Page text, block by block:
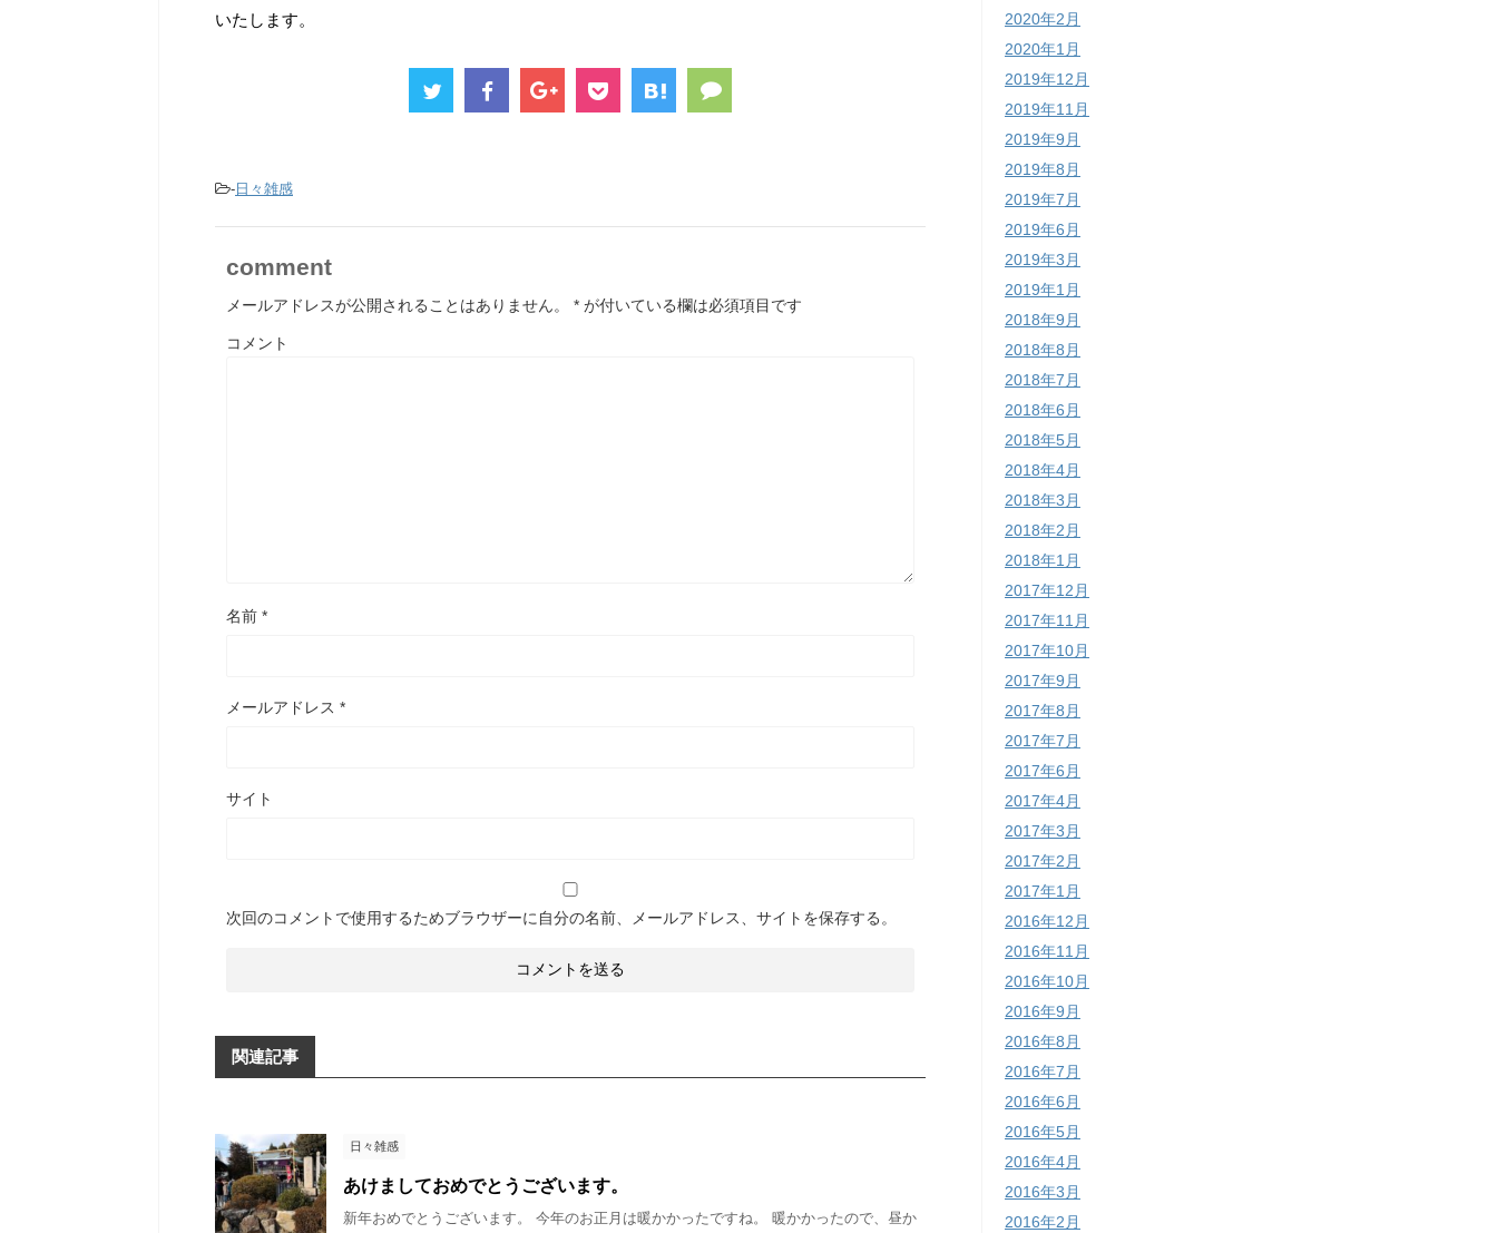
いたします。
- 日々雑感
comment
メールアドレスが公開されることはありません。 * が付いている欄は必須項目です
コメント
名前 *
メールアドレス *
サイト
次回のコメントで使用するためブラウザーに自分の名前、メールアドレス、サイトを保存する。
関連記事
日々雑感
あけましておめでとうございます。
新年おめでとうございます。 今年のお正月は暖かかったですね。 暖かかったので、昼か
2020年2月
2020年1月
2019年12月
2019年11月
2019年9月
2019年8月
2019年7月
2019年6月
2019年3月
2019年1月
2018年9月
2018年8月
2018年7月
2018年6月
2018年5月
2018年4月
2018年3月
2018年2月
2018年1月
2017年12月
2017年11月
2017年10月
2017年9月
2017年8月
2017年7月
2017年6月
2017年4月
2017年3月
2017年2月
2017年1月
2016年12月
2016年11月
2016年10月
2016年9月
2016年8月
2016年7月
2016年6月
2016年5月
2016年4月
2016年3月
2016年2月